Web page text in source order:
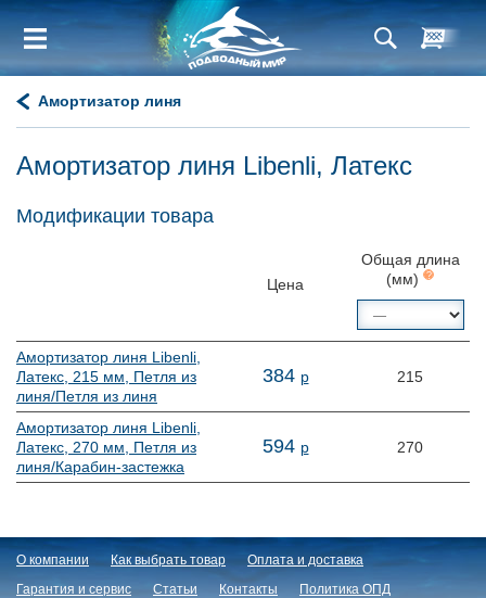
Амортизатор линя
Амортизатор линя Libenli, Латекс
Модификации товара
Цена
Общая длина
(мм)
?
Амортизатор линя Libenli,
Латекс, 215 мм, Петля из
линя/Петля из линя
384 р 215
Амортизатор линя Libenli,
Латекс, 270 мм, Петля из
линя/Карабин-застежка
594 р 270
О компании Как выбрать товар
Оплата и доставка
Гарантия и сервис
Статьи Контакты Политика ОПД